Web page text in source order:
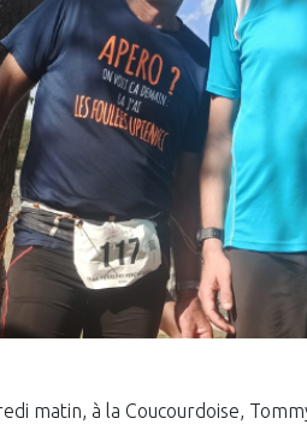
matin, à la Coucourdoise,